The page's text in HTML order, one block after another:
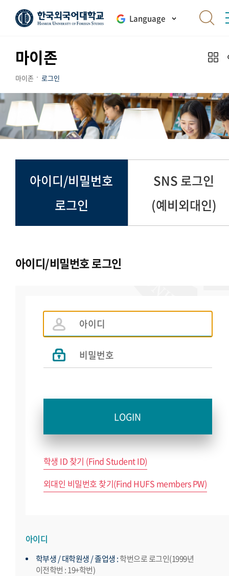
Language
마이존
마이존 로그인
아이디/비밀번호
로그인
SNS 로그인
(예비외대인)
아이디/비밀번호 로그인
학생 ID 찾기 (Find Student ID)
외대인 비밀번호 찾기(Find HUFS members PW)
아이디
학부생 / 대학원생 / 졸업생 :학번으로 로그인(1999년
이전학번 : 19+학번)